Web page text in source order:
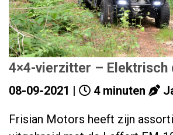
4×4-vierzitter – Elektrisch
08-09-2021 | 4 minuten
Frisian Motors heeft zijn